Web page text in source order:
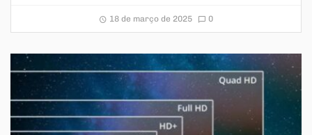
18 de março de 2025 0